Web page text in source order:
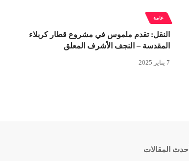
عامة
النقل: تقدم ملموس في مشروع قطار كربلاء
المقدسة – النجف الأشرف المعلق
7 يناير 2025
أحدث المقالات